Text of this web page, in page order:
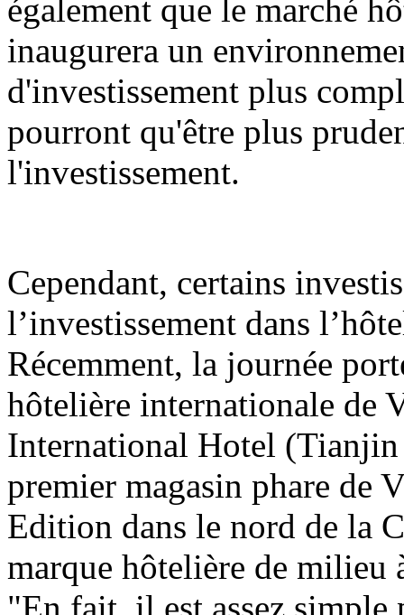
également que le marché
inaugurera un
d'investissement plus
pourront qu'être plus
l'investissement.
Cependant, certains
l’investissement dans
Récemment, la journée
hôtelière internationale de
International Hotel
premier magasin phare de
Edition dans le nord de la
marque hôtelière de milieu
"En fait, il est assez